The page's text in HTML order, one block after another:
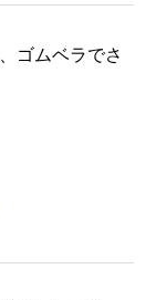
ゴムベラでさ